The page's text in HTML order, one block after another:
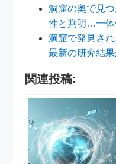
洞窟の奥で見
性と判明…一体
洞窟で発見さ
最新の研究結
関連投稿: